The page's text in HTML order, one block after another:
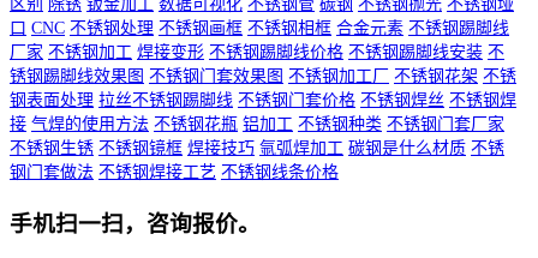
区别
除锈 钣金加工 数据可视化 不锈钢管 碳钢 不锈钢抛光 不锈钢垭
口 CNC 不锈钢处理 不锈钢画框 不锈钢相框 合金元素 不锈钢踢脚线
厂家 不锈钢加工 焊接变形 不锈钢踢脚线价格 不锈钢踢脚线安装 不
锈钢踢脚线效果图 不锈钢门套效果图 不锈钢加工厂 不锈钢花架 不锈
钢表面处理 拉丝不锈钢踢脚线 不锈钢门套价格 不锈钢焊丝 不锈钢焊
接 气焊的使用方法 不锈钢花瓶 铝加工 不锈钢种类 不锈钢门套厂家
不锈钢生锈 不锈钢镜框 焊接技巧 氩弧焊加工 碳钢是什么材质 不锈
钢门套做法 不锈钢焊接工艺 不锈钢线条价格
手机扫一扫，咨询报价。